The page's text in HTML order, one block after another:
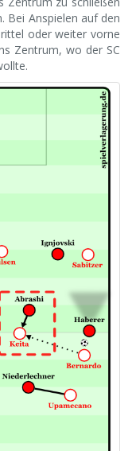
Bei Anspielen auf den
oder weiter vorne
Zentrum, wo der SC